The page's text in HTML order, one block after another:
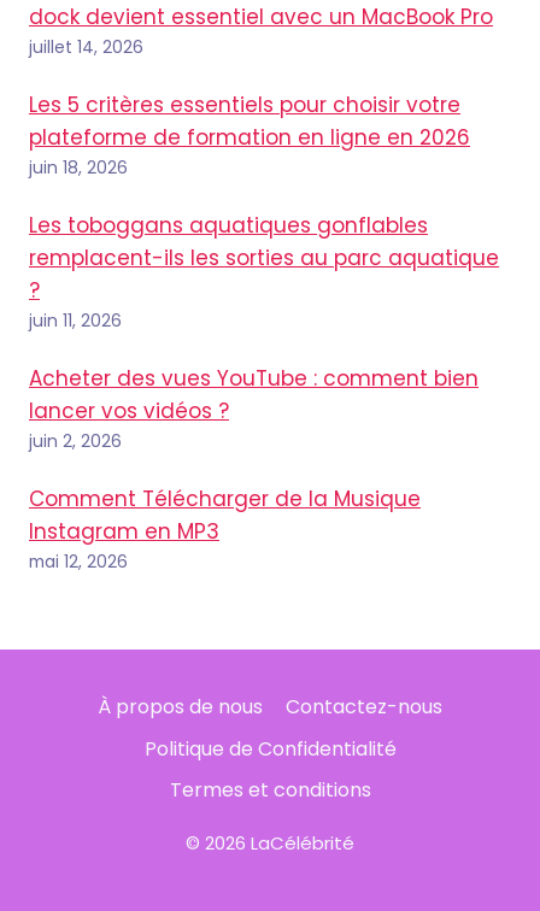
dock devient essentiel avec un MacBook Pro
juillet 14, 2026
Les 5 critères essentiels pour choisir votre
plateforme de formation en ligne en 2026
juin 18, 2026
Les toboggans aquatiques gonflables
remplacent-ils les sorties au parc aquatique
?
juin 11, 2026
Acheter des vues YouTube : comment bien
lancer vos vidéos ?
juin 2, 2026
Comment Télécharger de la Musique
Instagram en MP3
mai 12, 2026
À propos de nous
Contactez-nous
Politique de Confidentialité
Termes et conditions
© 2026 LaCélébrité